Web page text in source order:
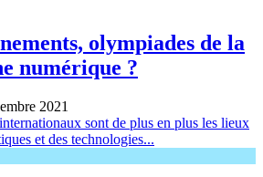
olympiades de la
numérique ?
2021
sont de plus en plus les lieux
et des technologies...